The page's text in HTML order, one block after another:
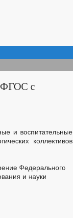
ФГОС с
и воспитательные
коллективов
Федерального
и науки